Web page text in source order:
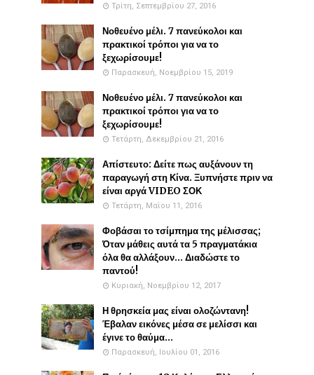
Τρίτη, Σεπτεμβρίου 27, 2016
Νοθευένο μέλι. 7 πανεύκολοι και
πρακτικοί τρόποι για να το
ξεχωρίσουμε!
Παρασκευή, Νοεμβρίου 15, 2019
Νοθευένο μέλι. 7 πανεύκολοι και
πρακτικοί τρόποι για να το
ξεχωρίσουμε!
Τετάρτη, Δεκεμβρίου 21, 2016
Απίστευτο: Δείτε πως αυξάνουν τη
παραγωγή στη Κίνα. Ξυπνήστε πριν να
είναι αργά VIDEO ΣΟΚ
Τετάρτη, Μαΐου 11, 2016
Φοβάσαι το τσίμπημα της μέλισσας;
Όταν μάθεις αυτά τα 5 πραγματάκια
όλα θα αλλάξουν... Διαδώστε το
παντού!
Κυριακή, Νοεμβρίου 12, 2017
Η θρησκεία μας είναι ολοζώντανη!
Έβαλαν εικόνες μέσα σε μελίσσι και
έγινε το θαύμα...
Παρασκευή, Ιουλίου 01, 2016